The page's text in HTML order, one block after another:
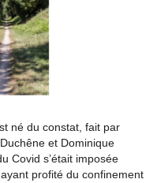
né du constat, fait par
et Dominique
Covid s’était imposée
profité du confinement